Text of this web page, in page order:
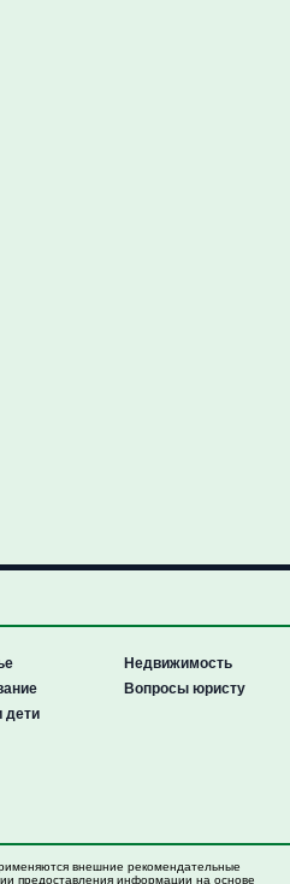
дети
Недвижимость
Вопросы юристу
внешние рекомендательные
предоставления информации на основе